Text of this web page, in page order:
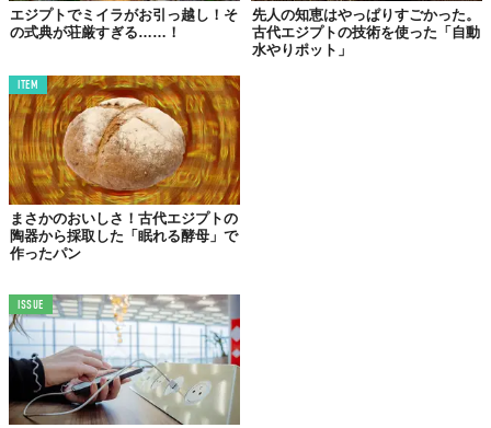
のとき魔除けのためにお守りを忍ばせる
全体に樹脂を塗り、棺に入れて完成
じつはこのミイラ作りの工程、2018年の研究により防腐処理に用
いられていた材料とともに明らかにされていたもの。世に公開さ
れた「ミイラのレシピ」として記憶にある人も多いだろう。
が、最新の研究ではそこからさらにステップ5における樹脂が特
定。ミイラ化のために使われていた壺を調査した際、残留物の樹
脂の多くはすでに知られているものだったが、
インドおよび東南アジアで得られるナギモドキ属の常緑樹が分泌
する天然樹脂の「ダンマル（dammar）
ーシアなどの熱帯に生息するカンラン科の植物「
（elemi）」から採取される樹脂だ。
研究者らは、これらがミイラをつくる目的で他地域から材料を取
エジプトでミイラがお引っ越し！そ
の式典が荘厳すぎる……！
先人の知恵はやっぱりすごかった。
古代エジプトの技術を使った「自動
水やりポット」
ITEM
まさかのおいしさ！古代エジプトの
陶器から採取した「眠れる酵母」で
作ったパン
ISSUE